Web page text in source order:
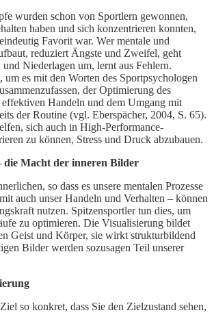
wurden schon von Sportlern gewonnen,
haben und sich konzentrieren konnten,
Favorit war. Wer mentale und
reduziert Ängste und Zweifel, geht
und Niederlagen um, lernt aus Fehlern.
es mit den Worten des Sportpsychologen
der Optimierung des
effektiven Handeln und dem Umgang mit
der Routine (vgl. Eberspächer, 2004, S. 65).
sich auch in High-Performance-
zu können, Stress und Druck abzubauen.
Macht der inneren Bilder
so dass es unsere mentalen Prozesse
auch unser Handeln und Verhalten – können
nutzen. Spitzensportler tun dies, um
zu optimieren. Die Visualisierung bildet
Geist und Körper, sie wirkt strukturbildend
Bilder werden sozusagen Teil unserer
so konkret, dass Sie den Zielzustand sehen,